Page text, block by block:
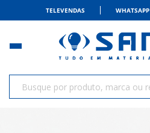
TELEVENDAS WHATSAPP